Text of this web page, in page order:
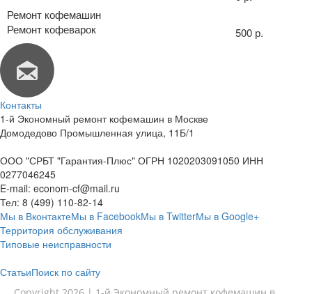
Ремонт кофемашин
Ремонт кофеварок
500 р.
Контакты
1-й Экономный ремонт кофемашин в Москве
Домодедово Промышленная улица, 11Б/1
ООО "СРБТ "Гарантия-Плюс" ОГРН 1020203091050 ИНН
0277046245
E-mail: econom-cf@mail.ru
Тел: 8 (499) 110-82-14
Мы в ВконтактеМы в FacebookМы в TwitterМы в Google+
Территория обслуживания
Типовые неисправности
СтатьиПоиск по сайту